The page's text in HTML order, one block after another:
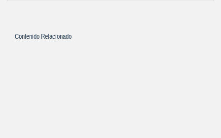
Contenido Relacionado